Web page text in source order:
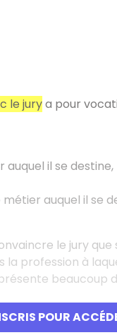
POUR
le jurya pour
auquel il se
auquel il se
le jury
profession à
beaucoup